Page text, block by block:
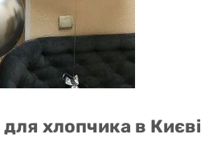
хлопчика в Києві